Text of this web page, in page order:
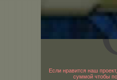
Если нравится наш
суммой чтобы